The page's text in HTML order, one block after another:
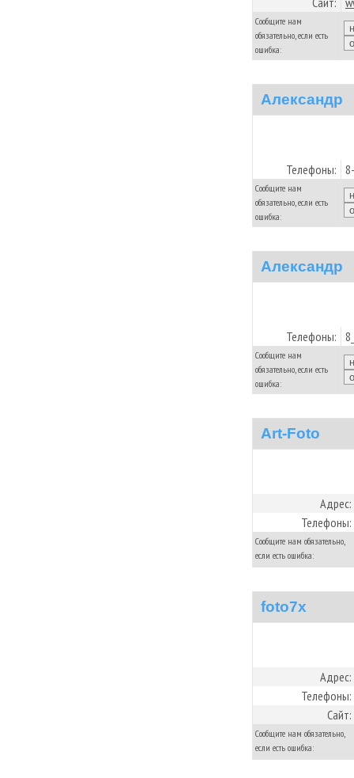
Сообщите нам
обязательно, если есть
ошибка:
Александр
Телефоны:
Сообщите нам
обязательно, если есть
ошибка:
Александр
Телефоны:
Сообщите нам
обязательно, если есть
ошибка:
Art-Foto
Адрес:
Телефоны:
Сообщите нам обязательно,
если есть ошибка:
foto7x
Адрес:
Телефоны:
Сайт:
Сообщите нам обязательно,
если есть ошибка: